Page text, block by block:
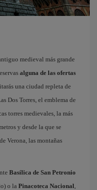
medieval más grande
alguna de las ofertas
una ciudad repleta de
Dos Torres, el emblema de
torres medievales, la más
y desde la que se
Verona, las montañas
Basílica de San Petronio
o la Pinacoteca Nacional,